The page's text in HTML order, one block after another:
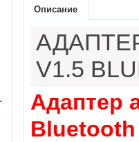
Загуститель волос
27гр
1000сом
Описание
V1.5
Адаптер
Bluetooth